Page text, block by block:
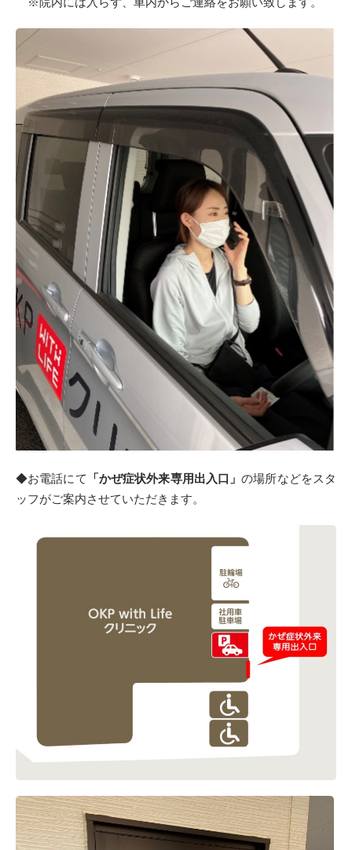
◆お電話にて 「かぜ症状外来専用出入口」の場所などをスタ
ッフがご案内させていただきます。